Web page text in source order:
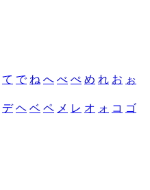
て で ね へ べ ぺ め れ お ぉ
デ ヘ ベ ペ メ レ オ ォ コ ゴ